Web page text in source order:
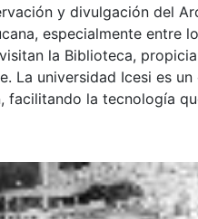
y divulgación del
especialmente entre
la Biblioteca,
La universidad Icesi es
facilitando la tecnología